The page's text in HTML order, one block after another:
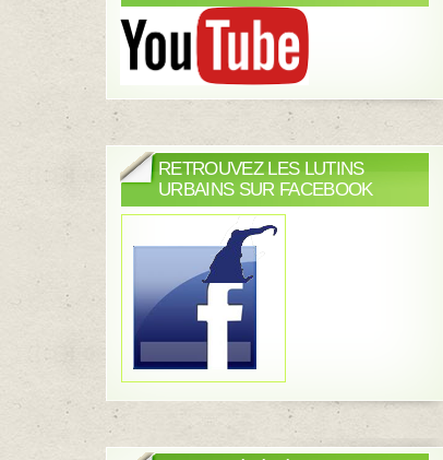
RETROUVEZ LES LUTINS
URBAINS SUR FACEBOOK